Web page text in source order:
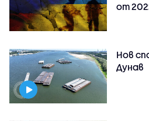
от
Нов
Дунав